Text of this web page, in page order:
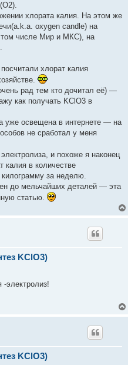
(O2).
хлората калия. На этом же
oxygen candle) на
том числе Мир и МКС), на
хлорат калия
рад тем кто дочитал её) —
как получать KClO3 в
уже освещена в интернете — на
не сработал у меня
и похоже я наконец
калия в количестве
за неделю.
до мельчайших деталей — эта
статью.
KClO3)
электролиз!
KClO3)